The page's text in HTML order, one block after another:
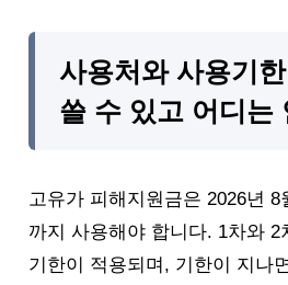
사용처와 사용기
쓸 수 있고 어디는
고유가 피해지원금은 2026년 8
까지 사용해야 합니다. 1차와 2
기한이 적용되며, 기한이 지나